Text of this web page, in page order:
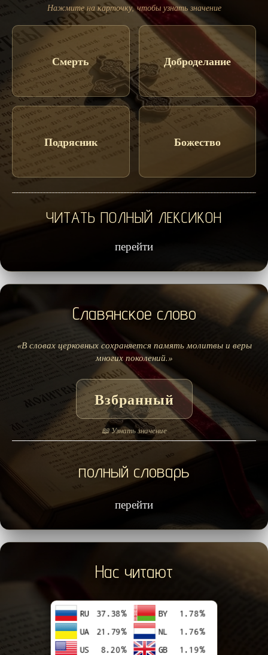
Нажмите на карточку, чтобы узнать значение
Смерть Доброделание
Подрясник Божество
ЧИТАТЬ ПОЛНЫЙ ЛЕКСИКОН
перейти
Славянское слово
«В словах церковных сохраняется память молитвы и веры
многих поколений.»
Взбранный
📖 Узнать значение
полный словарь
перейти
Нас читают